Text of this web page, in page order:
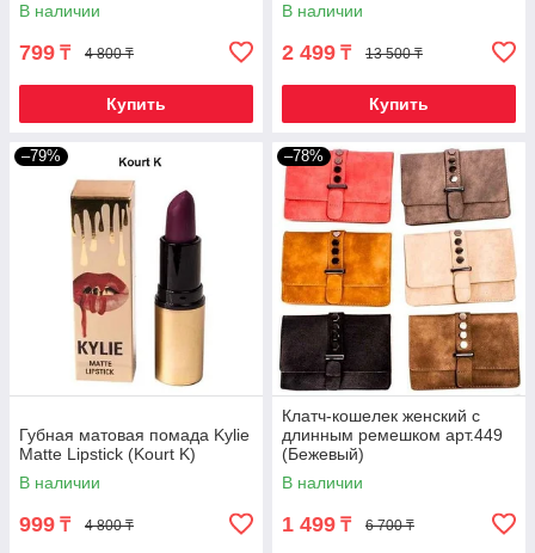
В наличии
799 ₸ 4 800 ₸
Купить
В наличии
2 499 ₸ 13 500 ₸
Купить
–79%
Губная матовая помада Kylie
Matte Lipstick (Kourt K)
В наличии
999 ₸ 4 800 ₸
–78%
Клатч-кошелек женский с
длинным ремешком арт.449
(Бежевый)
В наличии
1 499 ₸ 6 700 ₸